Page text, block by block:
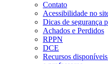
Contato
Acessibilidade no
Dicas de segurança
Achados e Perdidos
RPPN
DCE
Recursos